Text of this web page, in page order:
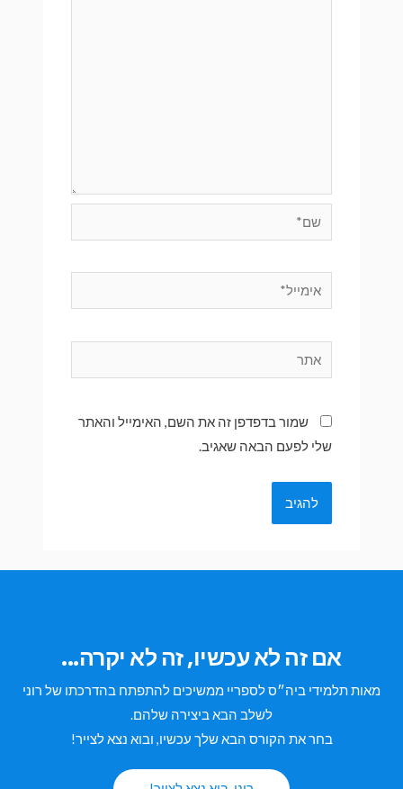
שמור בדפדפן זה את השם, האימייל והאתר
שלי לפעם הבאה שאגיב.
אם זה לא עכשיו, זה לא יקרה...
מאות תלמידי ביה״ס לספריי ממשיכים להתפתח בהדרכתו של רוני
לשלב הבא ביצירה שלהם.
בחר את הקורס הבא שלך עכשיו, ובוא נצא לצייר!